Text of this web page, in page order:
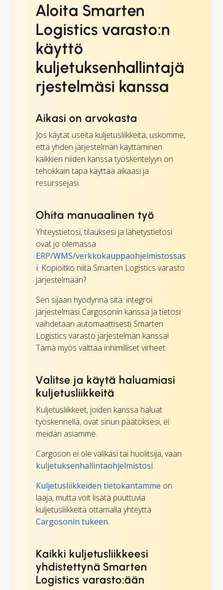
Aloita Smarten
Logistics varasto:n
käyttö
kuljetuksenhallintajä
rjestelmäsi kanssa
Aikasi on arvokasta
Jos käytät useita kuljetusliikkeitä, uskomme,
että yhden järjestelmän käyttäminen
kaikkien niiden kanssa työskentelyyn on
tehokkain tapa käyttää aikaasi ja
resurssejasi.
Ohita manuaalinen työ
Yhteystietosi, tilauksesi ja lähetystietosi
ovat jo olemassa
ERP/WMS/verkkokauppaohjelmistossas
i. Kopioitko niitä Smarten Logistics varasto
järjestelmään?
Sen sijaan hyödynnä sitä: integroi
järjestelmäsi Cargosonin kanssa ja tietosi
vaihdetaan automaattisesti Smarten
Logistics varasto järjestelmän kanssa!
Tämä myös välttää inhimilliset virheet.
Valitse ja käytä haluamiasi
kuljetusliikkeitä
Kuljetusliikkeet, joiden kanssa haluat
työskennellä, ovat sinun päätöksesi, ei
meidän asiamme.
Cargoson ei ole välikäsi tai huolitsija, vaan
kuljetuksenhallintaohjelmistosi.
Kuljetusliikkeiden tietokantamme on
laaja, mutta voit lisätä puuttuvia
kuljetusliikkeitä ottamalla yhteyttä
Cargosonin tukeen.
Kaikki kuljetusliikkeesi
yhdistettynä Smarten
Logistics varasto:ään